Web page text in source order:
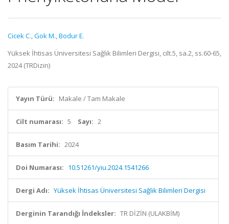
Cicek C.,Gok M.,Bodur E.
Yüksek İhtisas Üniversitesi Sağlık Bilimleri Dergisi, cilt.5, sa.2, ss.60-65,
2024 (TRDizin)
Yayın Türü: Makale / Tam Makale
Cilt numarası: 5 Sayı: 2
Basım Tarihi: 2024
Doi Numarası: 10.51261/yiu.2024.1541266
Dergi Adı: Yüksek İhtisas Üniversitesi Sağlık Bilimleri Dergisi
Derginin Tarandığı İndeksler: TR DİZİN (ULAKBİM)